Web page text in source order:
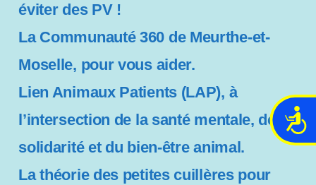
A
éviter des PV !
La Communauté 360 de Meurthe-et-
Moselle, pour vous aider.
Lien Animaux Patients (LAP), à
l’intersection de la santé mentale, de la
solidarité et du bien-être animal.
La théorie des petites cuillères pour